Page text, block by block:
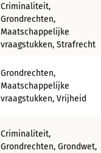
Criminaliteit,
Grondrechten,
Maatschappelijke
vraagstukken, Strafrecht
Grondrechten,
Maatschappelijke
vraagstukken, Vrijheid
Criminaliteit,
Grondrechten, Grondwet,